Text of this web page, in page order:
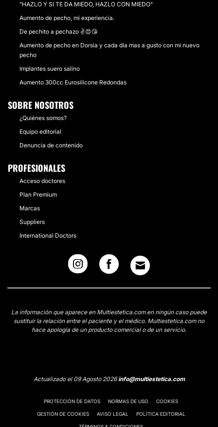
"HAZLO Y SI TE DA MIEDO, HAZLO CON MIEDO"
Aumento de pecho, mi experiencia.
De pechito a pechazo ✌😍😘
Aumento de pecho en Dorsia y cada día mas a gusto con mi nuevo
pecho
Implantes suero salino
Aumento 300cc Eurosilicone Redondas
SOBRE NOSOTROS
¿Quiénes somos?
Equipo editorial
Denuncia de contenido
PROFESIONALES
Acceso doctores
Plan Premium
Marcas
Suppliers
International Doctors
La información que aparece en Multiestetica.com en ningún caso puede
sustituir la relación entre el paciente y el médico. Multiestetica.com no
hace apología de un producto comercial o de un servicio.
Actualizado el 09 Agosto 2026info@multiestetica.com
PROTECCIÓN DE DATOS NORMAS DE USO COOKIES
GESTIÓN DE COOKIES AVISO LEGAL POLÍTICA EDITORIAL